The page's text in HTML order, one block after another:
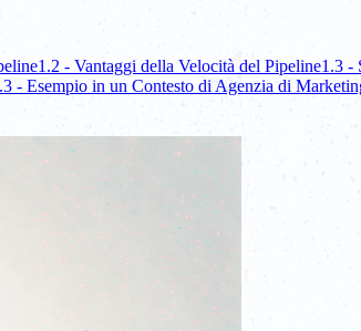
1.2 - Vantaggi della Velocità del Pipeline1.3 -
- Esempio in un Contesto di Agenzia di